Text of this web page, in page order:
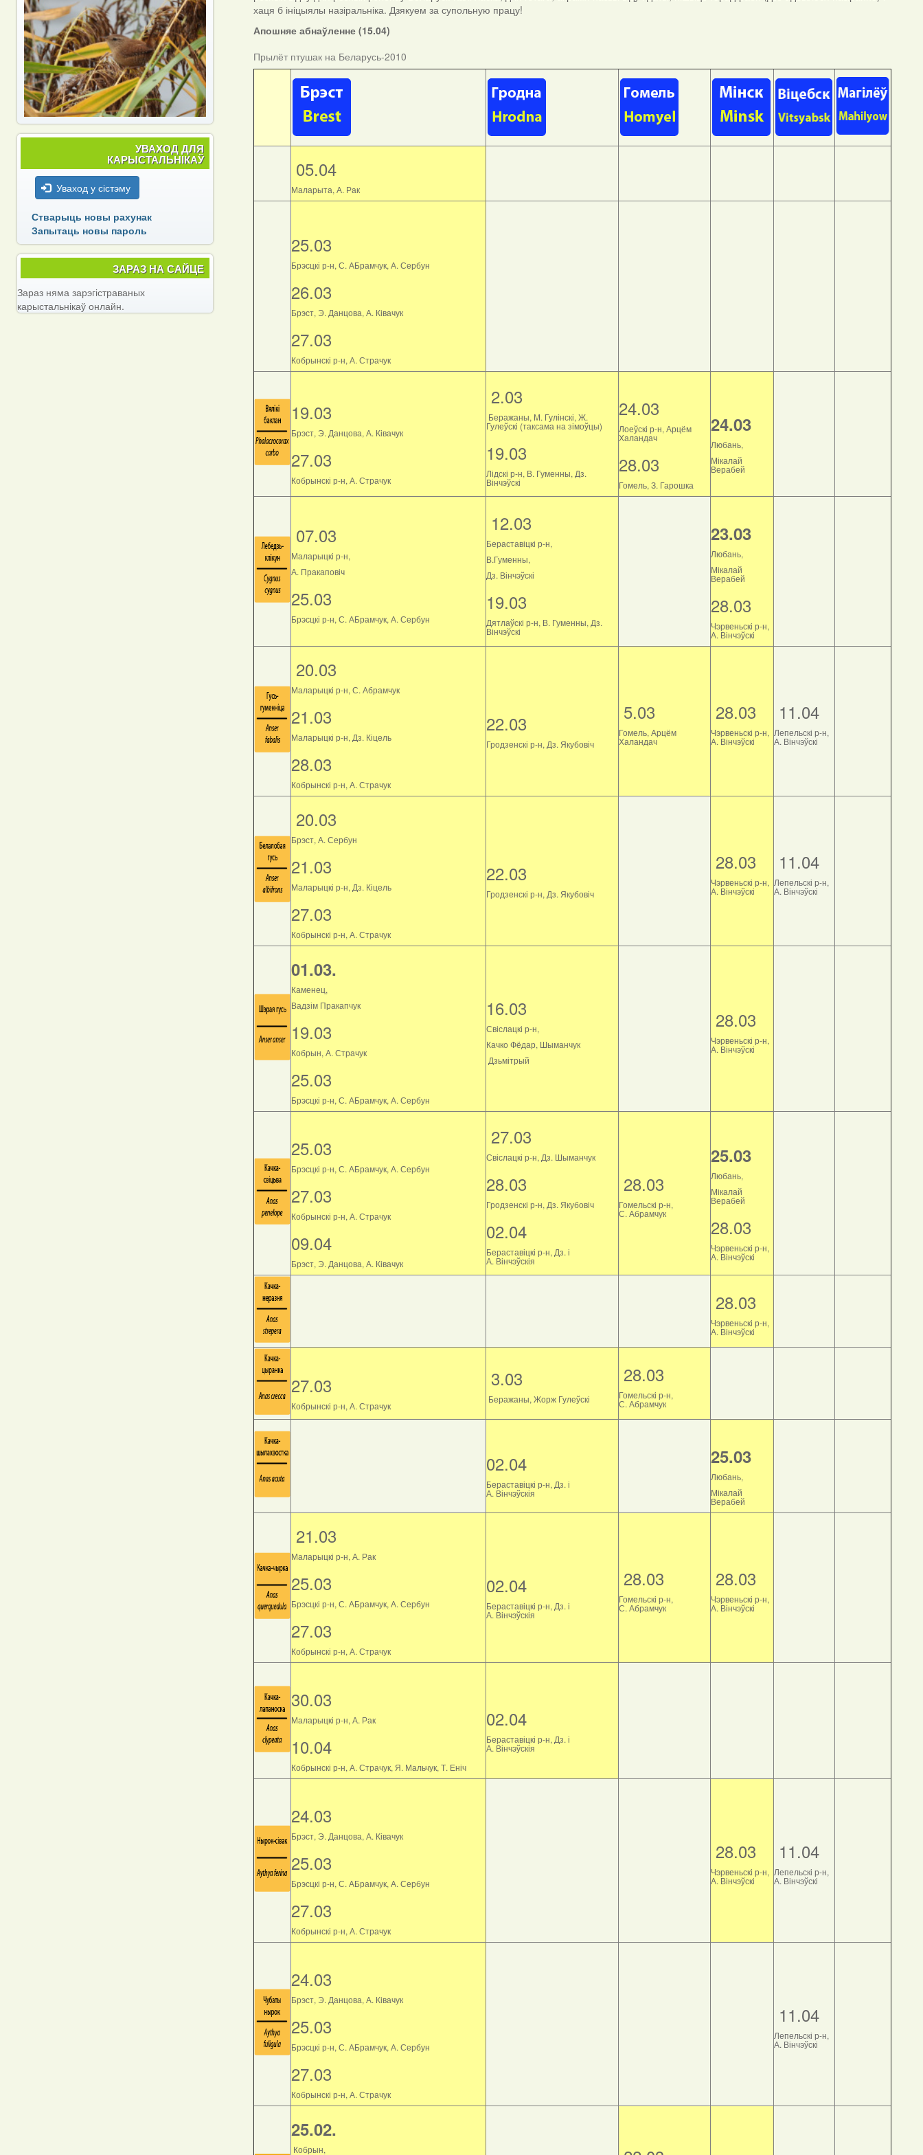
хаця б ініцыялы назіральніка. Дзякуем за супольную працу!
Апошняе абнаўленне (15.04)
Прылёт птушак на Беларусь-2010
05.04
Маларыта, А. Рак
25.03
Брэсцкі р-н, С. АБрамчук, А. Сербун
26.03
Брэст, Э. Данцова, А. Ківачук
27.03
Кобрынскі р-н, А. Страчук
19.03
Брэст, Э. Данцова, А. Ківачук
27.03
Кобрынскі р-н, А. Страчук
2.03
Беражаны, М. Гулінскі, Ж.
Гулеўскі (таксама на зімоўцы)
19.03
Лідскі р-н, В. Гуменны, Дз.
Вінчэўскі
24.03
Лоеўскі р-н, Арцём
Халандач
28.03
Гомель, З. Гарошка
24.03
Любань,
Мікалай
Верабей
07.03
Маларыцкі р-н,
А. Пракаповіч
25.03
Брэсцкі р-н, С. АБрамчук, А. Сербун
12.03
Бераставіцкі р-н,
В.Гуменны,
Дз. Вінчэўскі
19.03
Дятлаўскі р-н, В. Гуменны, Дз.
Вінчэўскі
23.03
Любань,
Мікалай
Верабей
28.03
Чэрвеньскі р-н,
А. Вінчэўскі
20.03
Маларыцкі р-н, С. Абрамчук
21.03
Маларыцкі р-н, Дз. Кіцель
28.03
Кобрынскі р-н, А. Страчук
22.03
Гродзенскі р-н, Дз. Якубовіч
5.03
Гомель, Арцём
Халандач
28.03
Чэрвеньскі р-н,
А. Вінчэўскі
11.04
Лепельскі р-н,
А. Вінчэўскі
20.03
Брэст, А. Сербун
21.03
Маларыцкі р-н, Дз. Кіцель
27.03
Кобрынскі р-н, А. Страчук
22.03
Гродзенскі р-н, Дз. Якубовіч
28.03
Чэрвеньскі р-н,
А. Вінчэўскі
11.04
Лепельскі р-н,
А. Вінчэўскі
01.03.
Каменец,
Вадзім Пракапчук
19.03
Кобрын, А. Страчук
25.03
Брэсцкі р-н, С. АБрамчук, А. Сербун
16.03
Свіслацкі р-н,
Качко Фёдар, Шыманчук
Дзьмітрый
28.03
Чэрвеньскі р-н,
А. Вінчэўскі
25.03
Брэсцкі р-н, С. АБрамчук, А. Сербун
27.03
Кобрынскі р-н, А. Страчук
09.04
Брэст, Э. Данцова, А. Ківачук
27.03
Свіслацкі р-н, Дз. Шыманчук
28.03
Гродзенскі р-н, Дз. Якубовіч
02.04
Бераставіцкі р-н, Дз. і
А. Вінчэўскія
28.03
Гомельскі р-н,
С. Абрамчук
25.03
Любань,
Мікалай
Верабей
28.03
Чэрвеньскі р-н,
А. Вінчэўскі
28.03
Чэрвеньскі р-н,
А. Вінчэўскі
27.03
Кобрынскі р-н, А. Страчук
3.03
Беражаны, Жорж Гулеўскі
28.03
Гомельскі р-н,
С. Абрамчук
02.04
Бераставіцкі р-н, Дз. і
А. Вінчэўскія
25.03
Любань,
Мікалай
Верабей
21.03
Маларыцкі р-н, А. Рак
25.03
Брэсцкі р-н, С. АБрамчук, А. Сербун
27.03
Кобрынскі р-н, А. Страчук
02.04
Бераставіцкі р-н, Дз. і
А. Вінчэўскія
28.03
Гомельскі р-н,
С. Абрамчук
28.03
Чэрвеньскі р-н,
А. Вінчэўскі
30.03
Маларыцкі р-н, А. Рак
10.04
Кобрынскі р-н, А. Страчук, Я. Мальчук, Т. Еніч
02.04
Бераставіцкі р-н, Дз. і
А. Вінчэўскія
24.03
Брэст, Э. Данцова, А. Ківачук
25.03
Брэсцкі р-н, С. АБрамчук, А. Сербун
27.03
Кобрынскі р-н, А. Страчук
28.03
Чэрвеньскі р-н,
А. Вінчэўскі
11.04
Лепельскі р-н,
А. Вінчэўскі
24.03
Брэст, Э. Данцова, А. Ківачук
25.03
Брэсцкі р-н, С. АБрамчук, А. Сербун
27.03
Кобрынскі р-н, А. Страчук
11.04
Лепельскі р-н,
А. Вінчэўскі
25.02.
Кобрын,
УВАХОД ДЛЯ
КАРЫСТАЛЬНІКАЎ
Уваход у сістэму
Стварыць новы рахунак
Запытаць новы пароль
ЗАРАЗ НА САЙЦЕ
Зараз няма зарэгістраваных
карыстальнікаў онлайн.